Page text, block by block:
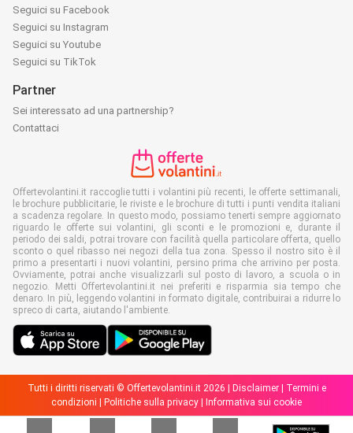
Seguici su Facebook
Seguici su Instagram
Seguici su Youtube
Seguici su TikTok
Partner
Sei interessato ad una partnership?
Contattaci
Offertevolantini.it raccoglie tutti i volantini più recenti, le offerte settimanali,
le brochure pubblicitarie, le riviste e le brochure di tutti i punti vendita italiani
a scadenza regolare. In questo modo, possiamo tenerti sempre aggiornato
riguardo le offerte sui volantini, gli sconti e le promozioni e, durante il
periodo dei saldi, potrai trovare con facilità quella particolare offerta, quello
sconto o quel ribasso nei negozi della tua zona. Spesso il nostro sito è il
primo a presentarti i nuovi volantini, persino prima che arrivino per posta.
Ovviamente, potrai anche visualizzarli sul posto di lavoro, a scuola o in
negozio. Metti Offertevolantini.it nei preferiti e risparmia sia tempo che
denaro. In più, leggendo volantini in formato digitale, contribuirai a ridurre lo
spreco di carta, aiutando l'ambiente.
Tutti i diritti riservati © Offertevolantini.it 2026 | Disclaimer|
Termini e
condizioni
Politiche sulla privacy Informativa sui cookie